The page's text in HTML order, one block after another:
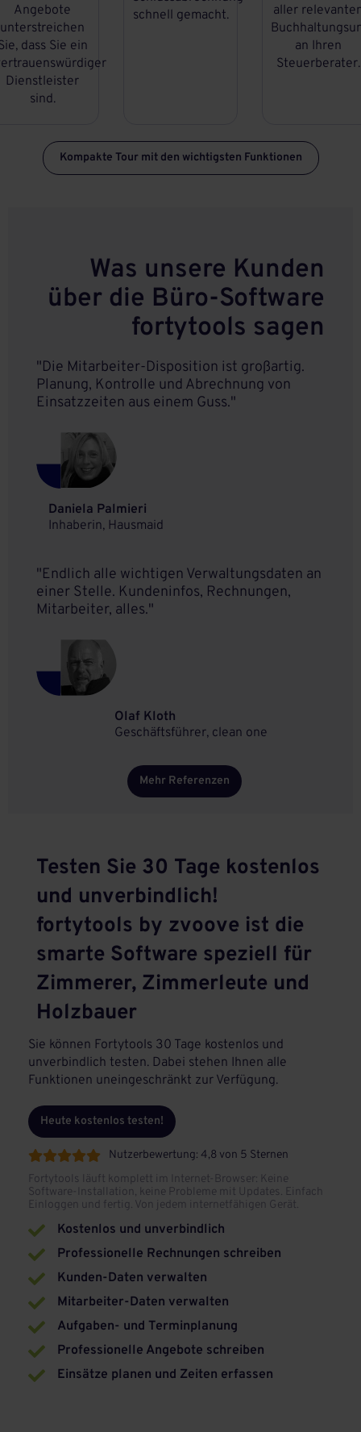
Angebote
unterstreichen
dass Sie ein
Dienstleister
sind.
schnell gemacht.
aller
an Ihren
Steuerberater.
Kompakte Tour mit den wichtigsten Funktionen
Was unsere Kunden
über die Büro-Software
fortytools sagen
"Die Mitarbeiter-Disposition ist großartig.
Planung, Kontrolle und Abrechnung von
Einsatzzeiten aus einem Guss."
Daniela Palmieri
Inhaberin, Hausmaid
"Endlich alle wichtigen Verwaltungsdaten an
einer Stelle. Kundeninfos, Rechnungen,
Mitarbeiter, alles."
Olaf Kloth
Geschäftsführer, clean one
Mehr Referenzen
Testen Sie 30 Tage kostenlos
und unverbindlich!
fortytools by zvoove ist die
smarte Software speziell für
Zimmerer, Zimmerleute und
Holzbauer
Sie können Fortytools 30 Tage kostenlos und
unverbindlich testen. Dabei stehen Ihnen alle
Funktionen uneingeschränkt zur Verfügung.
Heute kostenlos testen!

Nutzerbewertung: 4,8 von 5 Sternen
Fortytools läuft komplett im Internet-Browser: Keine
Software-Installation, keine Probleme mit Updates. Einfach
Einloggen und fertig. Von jedem internetfähigen Gerät.
 Kostenlos und unverbindlich
 Professionelle Rechnungen schreiben
 Kunden-Daten verwalten
 Mitarbeiter-Daten verwalten
 Aufgaben- und Terminplanung
 Professionelle Angebote schreiben
 Einsätze planen und Zeiten erfassen